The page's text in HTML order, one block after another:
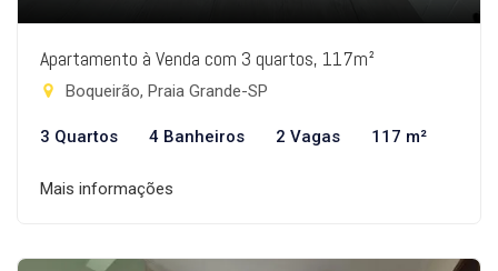
Apartamento à Venda com 3 quartos, 117m²
Boqueirão, Praia Grande-SP
3 Quartos 4 Banheiros 2 Vagas 117 m²
Mais informações